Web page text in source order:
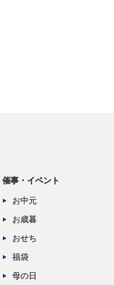
催事・イベント
お中元
お歳暮
おせち
福袋
母の日